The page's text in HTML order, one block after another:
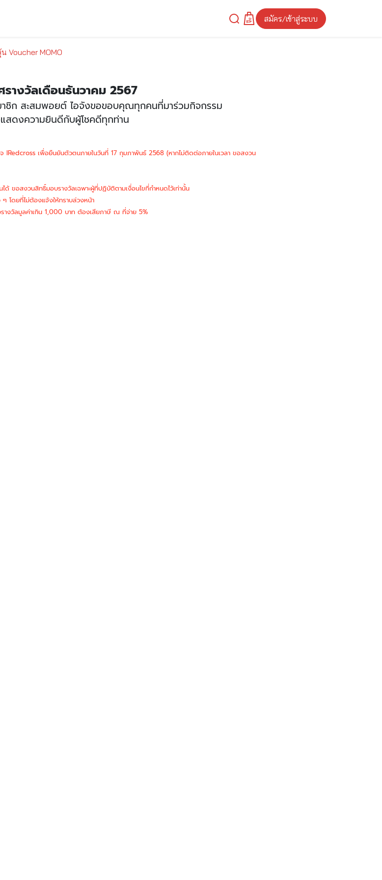
สมัคร/เข้าสู่ระบบ
Voucher MOMO
รางวัลเดือนธันวาคม 2567
ชิก สะสมพอยต์ ไอจังขอขอบคุณทุกคนที่มาร่วมกิจกรรม
สดงความยินดีกับผู้โชคดีทุกท่าน
เพื่อยืนยันตัวตนภายในวันที่ 17 กุมภาพันธ์ 2568 (หากไม่ติดต่อภายในเวลา ขอสงวน
ด้ ขอสงวนสิทธิ์มอบรางวัลเฉพาะผู้ที่ปฏิบัติตามเงื่อนไขที่กำหนดไว้เท่านั้น
โดยที่ไม่ต้องแจ้งให้ทราบล่วงหน้า
างวัลมูลค่าเกิน 1,000 บาท ต้องเสียภาษี ณ ที่จ่าย 5%